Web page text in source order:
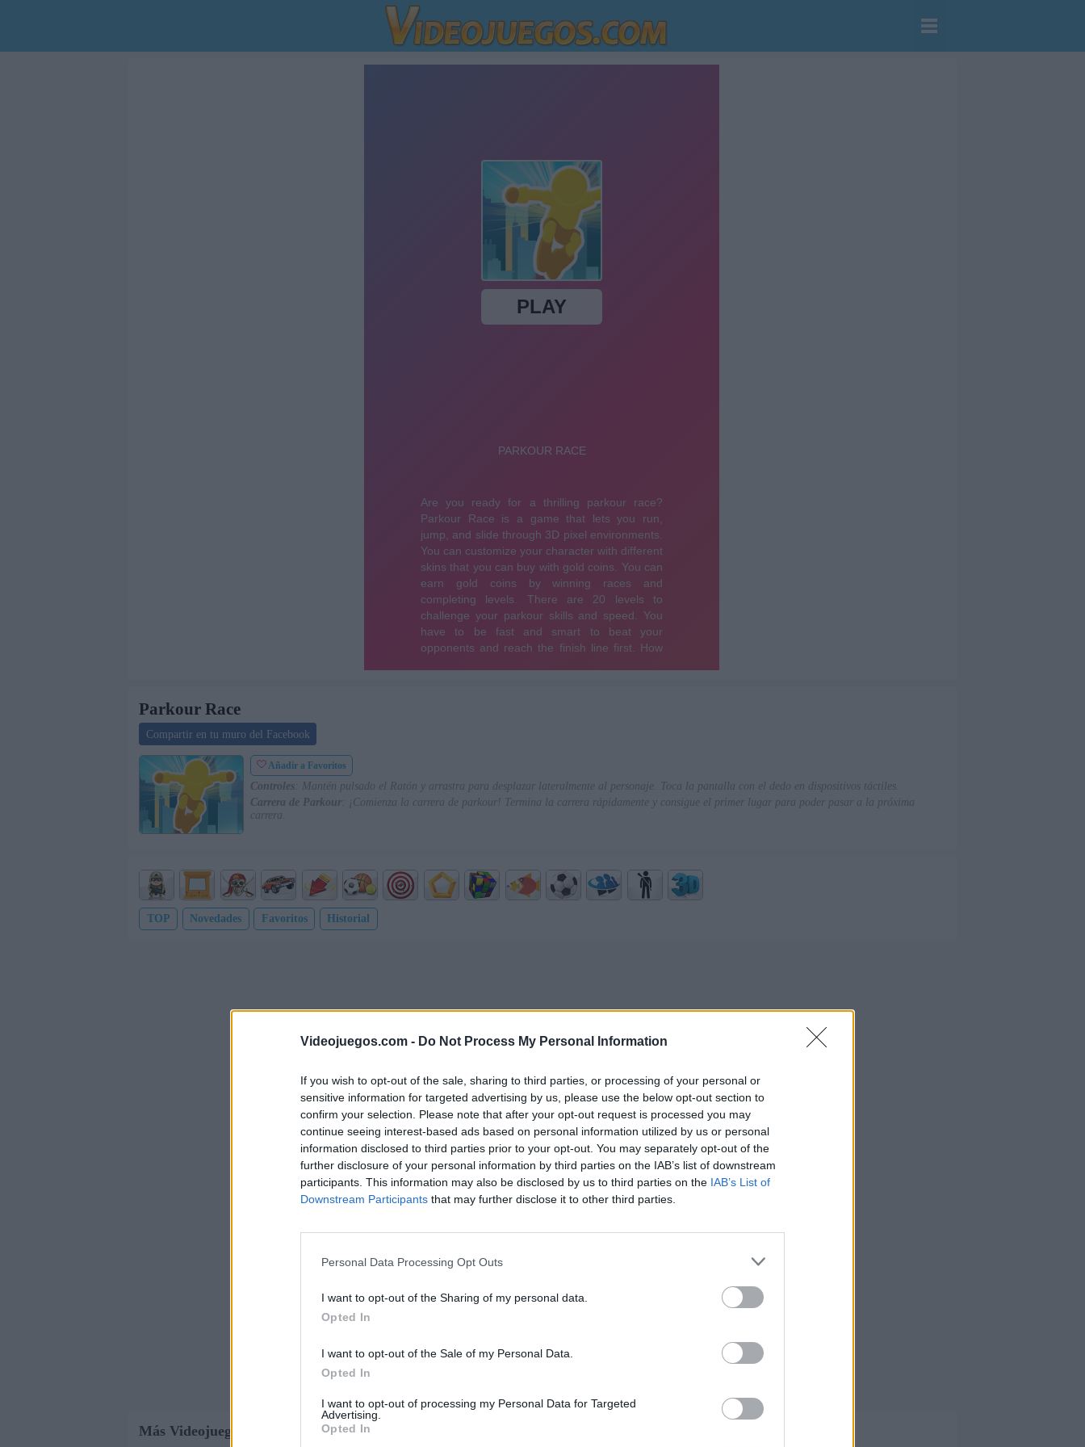
Videojuegos.com - Do Not Process My Personal Information
If you wish to opt-out of the sale, sharing to third parties, or processing of your personal or
sensitive information for targeted advertising by us, please use the below opt-out section to
confirm your selection. Please note that after your opt-out request is processed you may
continue seeing interest-based ads based on personal information utilized by us or personal
information disclosed to third parties prior to your opt-out. You may separately opt-out of the
further disclosure of your personal information by third parties on the IAB’s list of downstream
participants. This information may also be disclosed by us to third parties on the IAB’s List of
Downstream Participants that may further disclose it to other third parties.
Personal Data Processing Opt Outs
I want to opt-out of the Sharing of my personal data.
Opted In
I want to opt-out of the Sale of my Personal Data.
Opted In
I want to opt-out of processing my Personal Data for Targeted
Advertising.
Opted In
Parkour Race
Compartir en tu muro del Facebook
Añadir a Favoritos
Controles : Mantén pulsado el Ratón y arrastra para desplazar lateralmente al personaje. Toca la pantalla con el dedo en dispositivos táctiles.
Carrera de Parkour
: ¡Comienza la carrera de parkour! Termina la carrera rápidamente y consigue el primer lugar para poder pasar a la próxima
carrera.
TOP Novedades Favoritos Historial
Más Videojuegos 3D